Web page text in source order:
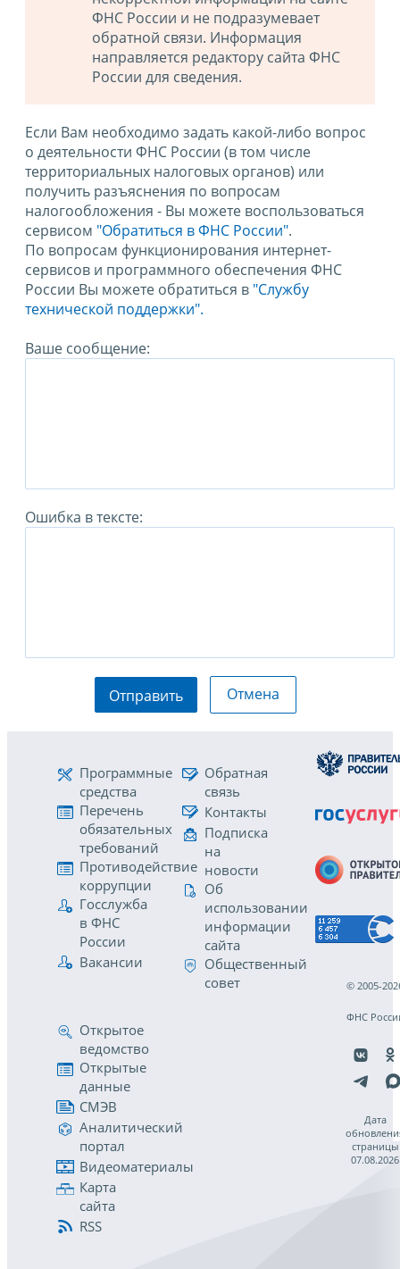
ФНС России и не подразумевает
обратной связи. Информация
направляется редактору сайта ФНС
России для сведения.
Если Вам необходимо задать какой-либо вопрос
о деятельности ФНС России (в том числе
территориальных налоговых органов) или
получить разъяснения по вопросам
налогообложения - Вы можете воспользоваться
сервисом "Обратиться в ФНС России".
По вопросам функционирования интернет-
сервисов и программного обеспечения ФНС
России Вы можете обратиться в "Службу
технической поддержки".
Ваше сообщение:
Ошибка в тексте:
Отправить Отмена
Программные
средства
Перечень
обязательных
требований
Противодействие
коррупции
Госслужба
в ФНС
России
Вакансии
Обратная
связь
Контакты
Подписка
на
новости
Об
использовании
информации
сайта
Общественный
совет
Открытое
ведомство
Открытые
данные
СМЭВ
Аналитический
портал
Видеоматериалы
Карта
сайта
RSS
© 2005-
ФНС
Дата
страницы
07.08.2026